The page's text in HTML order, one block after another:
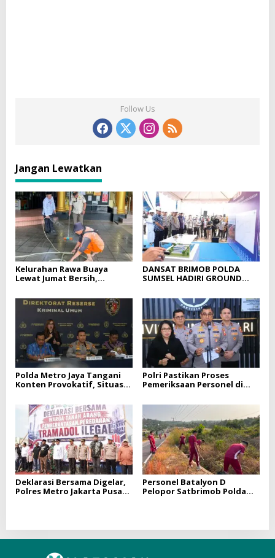
Follow Us
Jangan Lewatkan
Kelurahan Rawa Buaya
Lewat Jumat Bersih,
Saddhapala Di RW.07
DANSAT BRIMOB POLDA
SUMSEL HADIRI GROUND
PELAYANAN BPKB
PROTOTYPE DITLANTAS
POLDA SUMSEL
Polda Metro Jaya Tangani
Konten Provokatif, Situasi
Polri Pastikan Proses
Pemeriksaan Personel di
Profesional dan Transparan
Deklarasi Bersama Digelar,
Polres Metro Jakarta Pusat
Personel Batalyon D
Pelopor Satbrimob Polda